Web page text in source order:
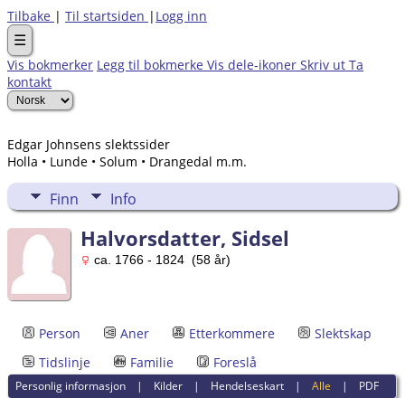
Tilbake | Til startsiden | Logg inn
☰
Vis bokmerker Legg til bokmerke Vis dele-ikoner Skriv ut Ta
kontakt
Edgar Johnsens slektssider
Holla • Lunde • Solum • Drangedal m.m.
Finn Info
Halvorsdatter, Sidsel
ca. 1766 - 1824 (58 år)
Person Aner Etterkommere
Slektskap
Tidslinje
Familie Foreslå
Personlig informasjon | Kilder | Hendelseskart |Alle | PDF